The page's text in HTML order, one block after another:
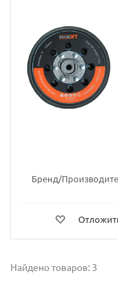
Бренд/
Найдено товаров: 3